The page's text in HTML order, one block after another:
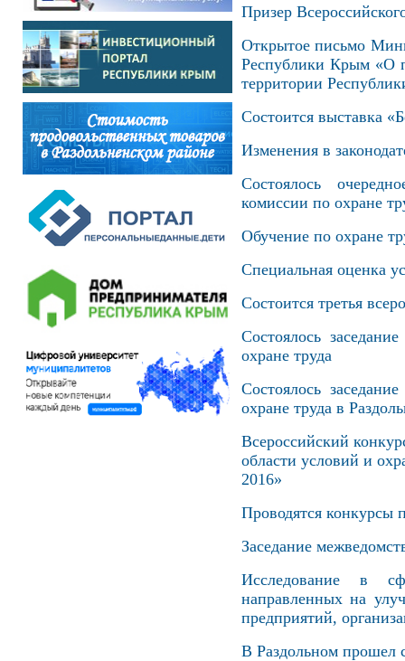
Призер
Открытое письмо
Республики Крым «О
территории
Состоится выставка
Изменения в
Состоялось
комиссии по охране
Обучение по охране
Специальная оценка
Состоится третья
Состоялось
охране труда
Состоялось
охране труда в
Всероссийский
области условий и
2016»
Проводятся конкурсы
Заседание
Исследование в
направленных на
предприятий,
В Раздольном прошел